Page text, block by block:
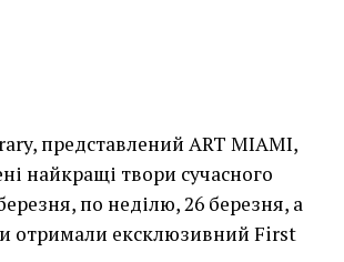
представлений ART MIAMI,
найкращі твори сучасного
по неділю, 26 березня, а
отримали ексклюзивний First